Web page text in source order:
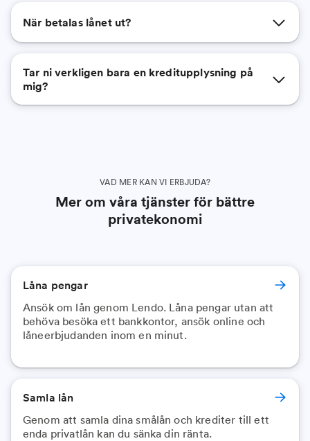
När betalas lånet ut?
Tar ni verkligen bara en kreditupplysning på
mig?
VAD MER KAN VI ERBJUDA?
Mer om våra tjänster för bättre
privatekonomi
Låna pengar
Ansök om lån genom Lendo. Låna pengar utan att
behöva besöka ett bankkontor, ansök online och
låneerbjudanden inom en minut.
Samla lån
Genom att samla dina smålån och krediter till ett
enda privatlån kan du sänka din ränta.